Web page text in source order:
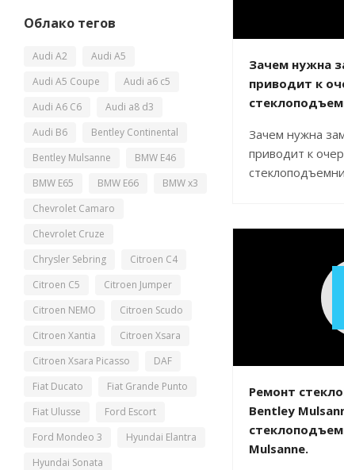
Облако тегов
Audi A2
Audi A5
Audi A5 Coupe
Audi a6 c5
Audi A6 C6
Audi a8 d3
Audi B6
Bentley Continental
Bentley Mulsanne
BMW E46
BMW E65
BMW E66
BMW x3
Chevrolet Camaro
Chevrolet Cruze
Chrysler Sebring
Citroen C4
Citroen C5
Citroen Jumper
Citroen NEMO
Citroen Scudo
Citroen Xantia
Citroen Xsara
Citroen Xsara Picasso
DAF
Fiat Ducato
Fiat Grande Punto
Fiat Ulusse
Ford Escort
Ford Mondeo 3
Hyundai Elantra
Hyundai Sonata
Зачем нужна
приводит к
Зачем нужна
приводит к
Ремонт
Bentley
Mulsanne.